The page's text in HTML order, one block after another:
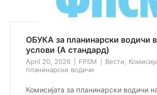
ОБУКА за планинарски водичи
услови (А стандард)
April 20, 2026 FPSM Вести,
планинарски водичи
Комисијата за планинарски водичи